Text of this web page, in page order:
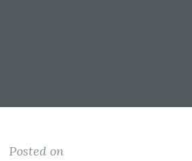
Posted on